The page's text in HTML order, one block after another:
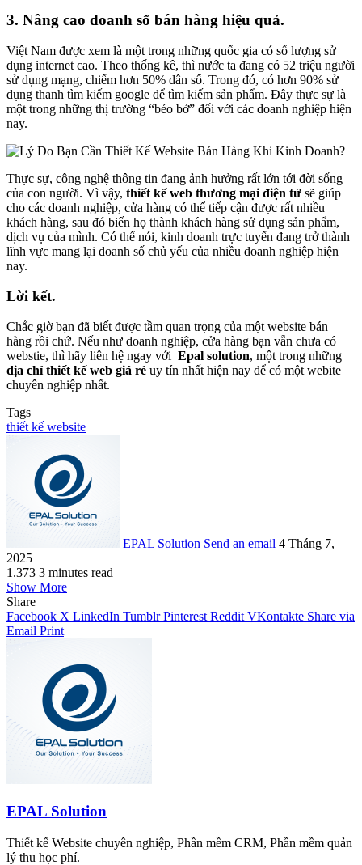
3. Nâng cao doanh số bán hàng hiệu quả.
Việt Nam được xem là một trong những quốc gia có số lượng sử
dụng internet cao. Theo thống kê, thì nước ta đang có 52 triệu người
sử dụng mạng, chiếm hơn 50% dân số. Trong đó, có hơn 90% sử
dụng thanh tìm kiếm google để tìm kiếm sản phẩm. Đây thực sự là
một trong những thị trường “béo bở” đối với các doanh nghiệp hiện
nay.
Thực sự, công nghệ thông tin đang ảnh hưởng rất lớn tới đời sống
của con người. Vì vậy, thiết kế web thương mại điện tử sẽ giúp
cho các doanh nghiệp, cửa hàng có thể tiếp cận được rất nhiều
khách hàng, sau đó biến họ thành khách hàng sử dụng sản phẩm,
dịch vụ của mình. Có thể nói, kinh doanh trực tuyến đang trở thành
lĩnh vực mang lại doanh số chủ yếu của nhiều doanh nghiệp hiện
nay.
Lời kết.
Chắc giờ bạn đã biết được tầm quan trọng của một website bán
hàng rồi chứ. Nếu như doanh nghiệp, cửa hàng bạn vẫn chưa có
webstie, thì hãy liên hệ ngay với Epal solution, một trong những
địa chỉ thiết kế web giá rẻ uy tín nhất hiện nay để có một webite
chuyên nghiệp nhất.
Tags
thiết kế website
EPAL Solution Send an email 4 Tháng 7,
2025
1.373 3 minutes read
Show More
Share
Facebook X LinkedIn Tumblr Pinterest Reddit VKontakte Share via
Email Print
EPAL Solution
Thiết kế Website chuyên nghiệp, Phần mềm CRM, Phần mềm quản
lý thu học phí.